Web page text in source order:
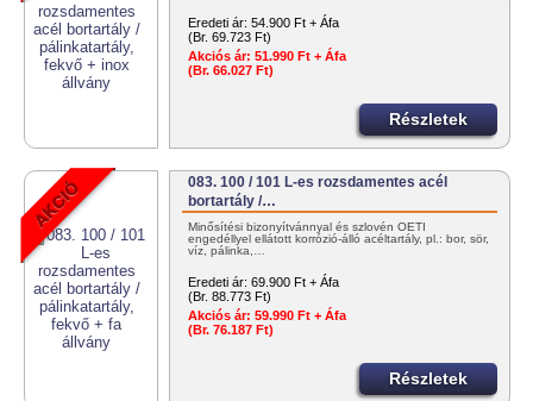
Eredeti ár: 54.900 Ft + Áfa
(Br. 69.723 Ft)
Akciós ár: 51.990 Ft + Áfa
(Br. 66.027 Ft)
Részletek
083. 100 / 101 L-es rozsdamentes acél
bortartály /…
Minősítési bizonyítvánnyal és szlovén OÉTI
engedéllyel ellátott korrózió-álló acéltartály, pl.: bor, sör,
víz, pálinka,…
Eredeti ár: 69.900 Ft + Áfa
(Br. 88.773 Ft)
Akciós ár: 59.990 Ft + Áfa
(Br. 76.187 Ft)
Részletek